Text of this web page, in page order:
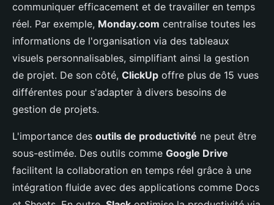
communiquer efficacement et de travailler en temps
réel. Par exemple, Monday.com centralise toutes les
informations de l'organisation via des tableaux
visuels personnalisables, simplifiant ainsi la gestion
de projet. De son côté, ClickUp offre plus de 15 vues
différentes pour s'adapter à divers besoins de
gestion de projets.
L'importance des outils de productivité ne peut être
sous-estimée. Des outils comme Google Drive
facilitent la collaboration en temps réel grâce à une
intégration fluide avec des applications comme Docs